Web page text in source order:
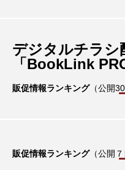
デジタルチラシ
「BookLink
販促情報ランキング（公開30
販促情報ランキング（公開７